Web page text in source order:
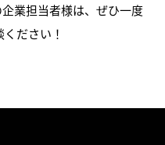
業担当者様は、ぜひ一度
ださい！